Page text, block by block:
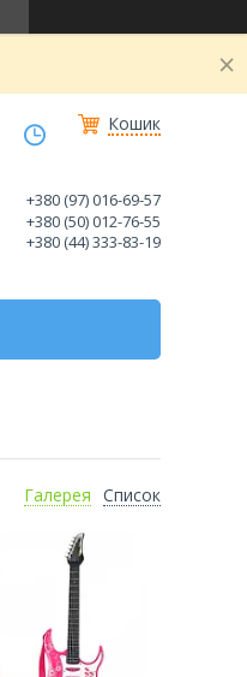
Кошик
+380 (97) 016-69-57
+380 (50) 012-76-55
+380 (44) 333-83-19
Галерея Список